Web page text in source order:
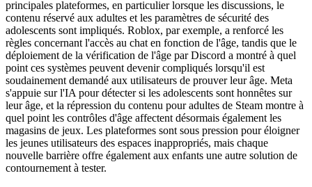
principales plateformes, en particulier lorsque les discussions, le
contenu réservé aux adultes et les paramètres de sécurité des
adolescents sont impliqués. Roblox, par exemple, a renforcé les
règles concernant l'accès au chat en fonction de l'âge, tandis que le
déploiement de la vérification de l'âge par Discord a montré à quel
point ces systèmes peuvent devenir compliqués lorsqu'il est
soudainement demandé aux utilisateurs de prouver leur âge. Meta
s'appuie sur l'IA pour détecter si les adolescents sont honnêtes sur
leur âge, et la répression du contenu pour adultes de Steam montre à
quel point les contrôles d'âge affectent désormais également les
magasins de jeux. Les plateformes sont sous pression pour éloigner
les jeunes utilisateurs des espaces inappropriés, mais chaque
nouvelle barrière offre également aux enfants une autre solution de
contournement à tester.